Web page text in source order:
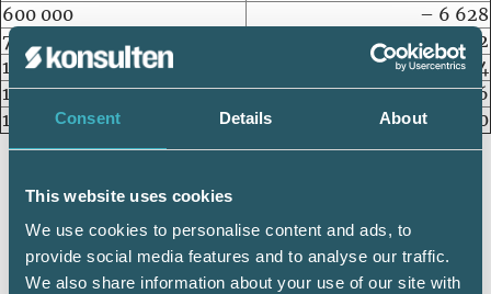
Consent Details About
This website uses cookies
We use cookies to personalise content and ads, to
provide social media features and to analyse our traffic.
We also share information about your use of our site with
600 000
– 6 628
700 000
– 7 672
1 000 000
– 4 384
1 300 000
– 1 096
1 700 000
0
Ikraftträdande
Ändringarna bör enligt regeringen träda i kraft
snarast möjligt, vilket är den 1 januari 2020,